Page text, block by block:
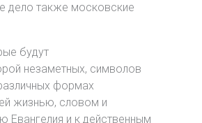
дело также московские
будут
незаметных, символов
формах
жизнью, словом и
Евангелия и к действенным